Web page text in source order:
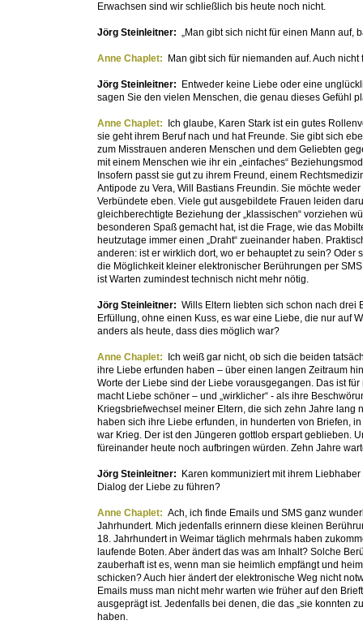
Erwachsen sind wir schließlich bis heute noch nicht.
Jörg Steinleitner: „Man gibt sich nicht für einen Mann auf,
Anne Chaplet: Man gibt sich für niemanden auf. Auch nicht
Jörg Steinleitner:
Entweder keine Liebe oder eine
sagen Sie den vielen Menschen, die genau dieses Gefühl
Anne Chaplet:
Ich glaube, Karen Stark ist ein gutes
sie geht ihrem Beruf nach und hat Freunde. Sie gibt sich
zum Misstrauen anderen Menschen und dem Geliebten
mit einem Menschen wie ihr ein „einfaches“
Insofern passt sie gut zu ihrem Freund, einem
Antipode zu Vera, Will Bastians Freundin. Sie möchte
Verbündete eben. Viele gut ausgebildete Frauen leiden
gleichberechtigte Beziehung der „klassischen“ vorziehen
besonderen Spaß gemacht hat, ist die Frage, wie das
heutzutage immer einen „Draht“ zueinander haben.
anderen: ist er wirklich dort, wo er behauptet zu sein?
die Möglichkeit kleiner elektronischer Berührungen per
ist Warten zumindest technisch nicht mehr nötig.
Jörg Steinleitner: Wills Eltern liebten sich schon nach drei
Erfüllung, ohne einen Kuss, es war eine Liebe, die nur auf
anders als heute, dass dies möglich war?
Anne Chaplet:
Ich weiß gar nicht, ob sich die beiden
ihre Liebe erfunden haben – über einen langen Zeitraum
Worte der Liebe sind der Liebe vorausgegangen. Das ist
macht Liebe schöner – und „wirklicher“ - als ihre
Kriegsbriefwechsel meiner Eltern, die sich zehn Jahre
haben sich ihre Liebe erfunden, in hunderten von Briefen,
war Krieg. Der ist den Jüngeren gottlob erspart geblieben.
füreinander heute noch aufbringen würden. Zehn Jahre
Jörg Steinleitner:
Karen kommuniziert mit ihrem
Dialog der Liebe zu führen?
Anne Chaplet: Ach, ich finde Emails und SMS ganz
Jahrhundert. Mich jedenfalls erinnern diese kleinen
18. Jahrhundert in Weimar täglich mehrmals haben
laufende Boten. Aber ändert das was am Inhalt? Solche
zauberhaft ist es, wenn man sie heimlich empfängt und
schicken? Auch hier ändert der elektronische Weg nicht
Emails muss man nicht mehr warten wie früher auf den
ausgeprägt ist. Jedenfalls bei denen, die das „sie konnten
haben.